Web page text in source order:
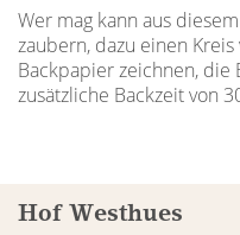
Wer mag kann aus
zaubern, dazu einen
Backpapier zeichnen, die
zusätz­liche Backzeit von
Hof Westhues